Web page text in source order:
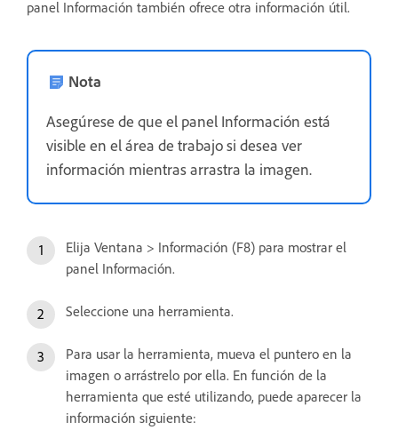
panel Información también ofrece otra información útil.
Nota
Asegúrese de que el panel Información está
visible en el área de trabajo si desea ver
información mientras arrastra la imagen.
Elija Ventana > Información (F8) para mostrar el
panel Información.
Seleccione una herramienta.
Para usar la herramienta, mueva el puntero en la
imagen o arrástrelo por ella. En función de la
herramienta que esté utilizando, puede aparecer la
información siguiente: